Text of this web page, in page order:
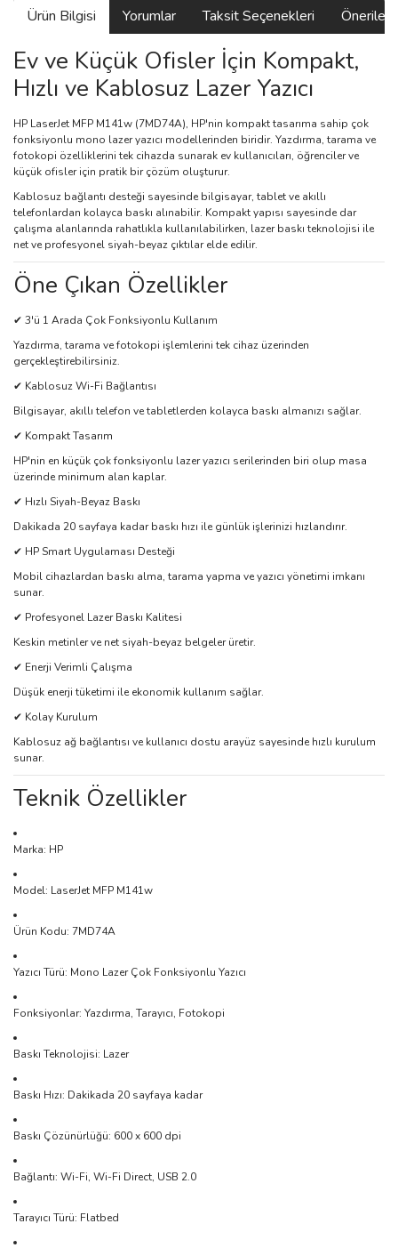
Ürün Bilgisi Yorumlar Taksit Seçenekleri
Ev ve Küçük Ofisler İçin Kompakt,
Hızlı ve Kablosuz Lazer Yazıcı
HP LaserJet MFP M141w (7MD74A), HP'nin kompakt tasarıma sahip çok
fonksiyonlu mono lazer yazıcı modellerinden biridir. Yazdırma, tarama ve
fotokopi özelliklerini tek cihazda sunarak ev kullanıcıları, öğrenciler ve
küçük ofisler için pratik bir çözüm oluşturur.
Kablosuz bağlantı desteği sayesinde bilgisayar, tablet ve akıllı
telefonlardan kolayca baskı alınabilir. Kompakt yapısı sayesinde dar
çalışma alanlarında rahatlıkla kullanılabilirken, lazer baskı teknolojisi ile
net ve profesyonel siyah-beyaz çıktılar elde edilir.
Öne Çıkan Özellikler
✔ 3'ü 1 Arada Çok Fonksiyonlu Kullanım
Yazdırma, tarama ve fotokopi işlemlerini tek cihaz üzerinden
gerçekleştirebilirsiniz.
✔ Kablosuz Wi-Fi Bağlantısı
Bilgisayar, akıllı telefon ve tabletlerden kolayca baskı almanızı sağlar.
✔ Kompakt Tasarım
HP'nin en küçük çok fonksiyonlu lazer yazıcı serilerinden biri olup masa
üzerinde minimum alan kaplar.
✔ Hızlı Siyah-Beyaz Baskı
Dakikada 20 sayfaya kadar baskı hızı ile günlük işlerinizi hızlandırır.
✔ HP Smart Uygulaması Desteği
Mobil cihazlardan baskı alma, tarama yapma ve yazıcı yönetimi imkanı
sunar.
✔ Profesyonel Lazer Baskı Kalitesi
Keskin metinler ve net siyah-beyaz belgeler üretir.
✔ Enerji Verimli Çalışma
Düşük enerji tüketimi ile ekonomik kullanım sağlar.
✔ Kolay Kurulum
Kablosuz ağ bağlantısı ve kullanıcı dostu arayüz sayesinde hızlı kurulum
sunar.
Teknik Özellikler
Marka: HP
Model: LaserJet MFP M141w
Ürün Kodu: 7MD74A
Yazıcı Türü: Mono Lazer Çok Fonksiyonlu Yazıcı
Fonksiyonlar: Yazdırma, Tarayıcı, Fotokopi
Baskı Teknolojisi: Lazer
Baskı Hızı: Dakikada 20 sayfaya kadar
Baskı Çözünürlüğü: 600 x 600 dpi
Bağlantı: Wi-Fi, Wi-Fi Direct, USB 2.0
Tarayıcı Türü: Flatbed